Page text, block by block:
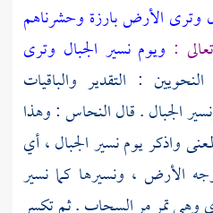
وترى الأرض بارزة وحشرناهم
: ويوم نسير الجبال وترى
: التقدير والباقيات
الجبال . قالالنحاس: وهذا
واذكر يوم نسير الجبال ، أي
الأرض ، ونسيرها كما نسير